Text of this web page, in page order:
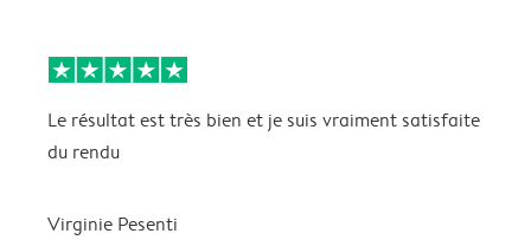
Le résultat est très bien et je suis vraiment satisfaite
du rendu
Virginie Pesenti